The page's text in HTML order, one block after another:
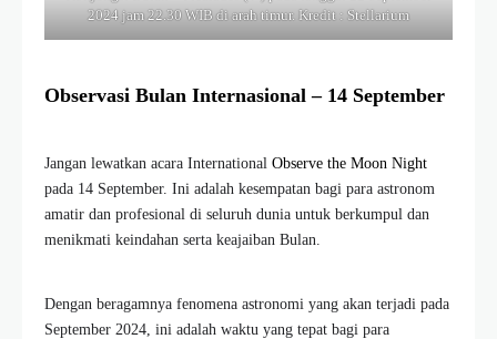
2024 jam 22.30 WIB di arah timur. Kredit : Stellarium
Observasi Bulan Internasional – 14 September
Jangan lewatkan acara International Observe the Moon Night
pada 14 September. Ini adalah kesempatan bagi para astronom
amatir dan profesional di seluruh dunia untuk berkumpul dan
menikmati keindahan serta keajaiban Bulan.
Dengan beragamnya fenomena astronomi yang akan terjadi pada
September 2024, ini adalah waktu yang tepat bagi para